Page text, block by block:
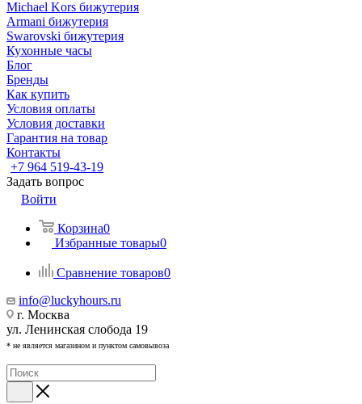
Michael Kors бижутерия
Armani бижутерия
Swarovski бижутерия
Кухонные часы
Блог
Бренды
Как купить
Условия оплаты
Условия доставки
Гарантия на товар
Контакты
+7 964 519-43-19
Задать вопрос
Войти
Корзина0
Избранные товары0
Сравнение товаров0
info@luckyhours.ru
г. Москва
ул. Ленинская слобода 19
* не является магазином и пунктом самовывоза